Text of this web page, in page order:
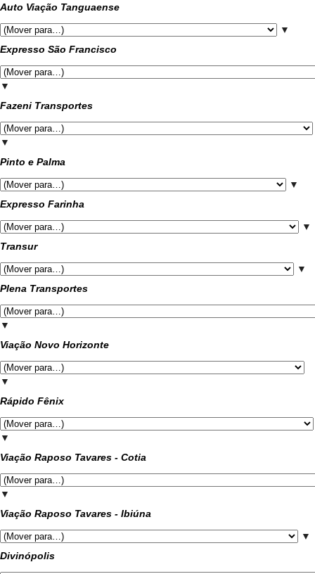
Auto Viação Tanguaense
▼
Expresso São Francisco
▼
Fazeni Transportes
▼
Pinto e Palma
▼
Expresso Farinha
▼
Transur
▼
Plena Transportes
▼
Viação Novo Horizonte
▼
Rápido Fênix
▼
Viação Raposo Tavares - Cotia
▼
Viação Raposo Tavares - Ibiúna
▼
Divinópolis